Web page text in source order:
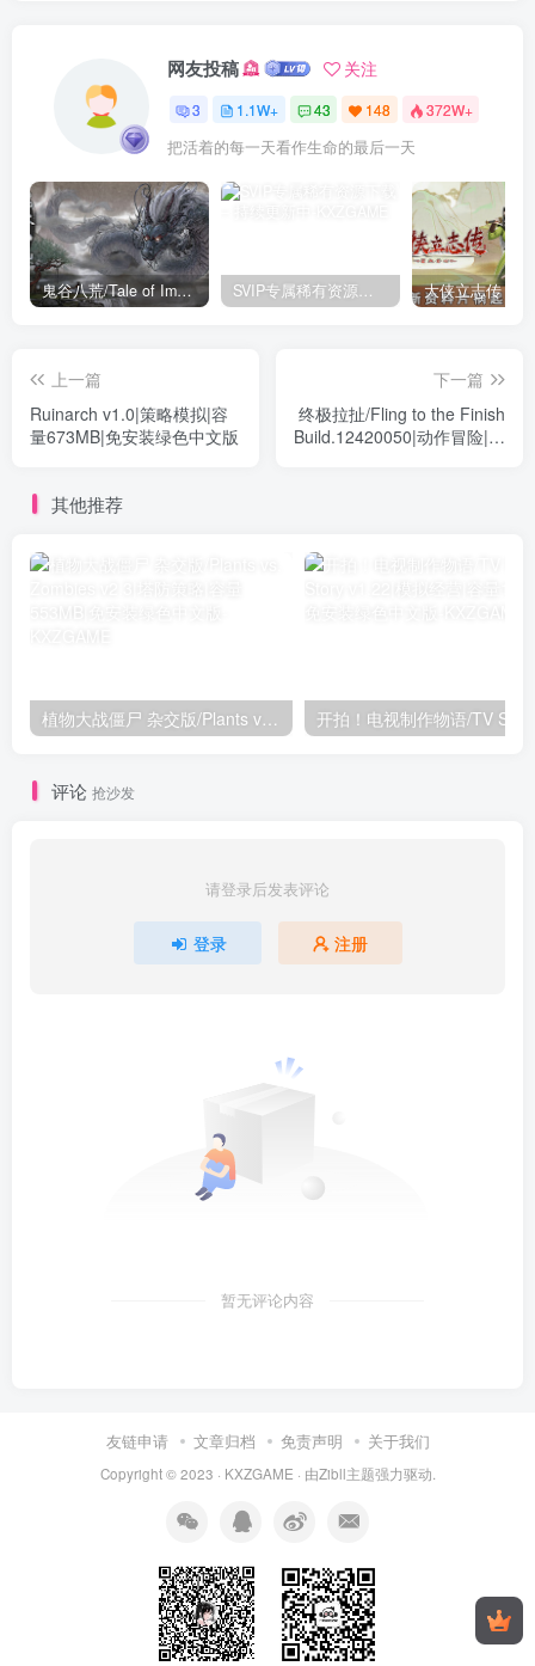
网友投稿 关注
3 1.1W+ 43 148 372W+
把活着的每一天看作生命的最后一天
鬼谷八荒/Tale of Immortal v1.2.105.259|角色扮演|容量27.4GB|免安装绿色中文版
上一篇
Ruinarch v1.0|策略模拟|容
量673MB|免安装绿色中文版
下一篇
终极拉扯/Fling to the Finish
Build.12420050|动作冒险|容
其他推荐
评论 抢沙发
请登录后发表评论
登录 注册
暂无评论内容
友链申请 文章归档 免责声明 关于我们
Copyright © 2023 · KXZGAME · 由Zibll主题强力驱动.